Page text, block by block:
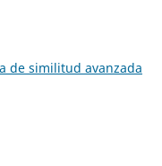
de similitud avanzada